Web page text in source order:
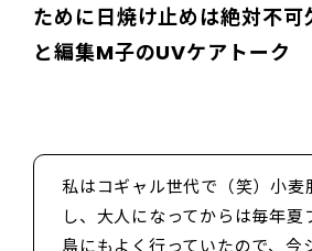
ために日焼け止めは絶対不可
と編集M子のUVケアトーク
私はコギャル世代で（笑）小麦
し、大人になってからは毎年夏